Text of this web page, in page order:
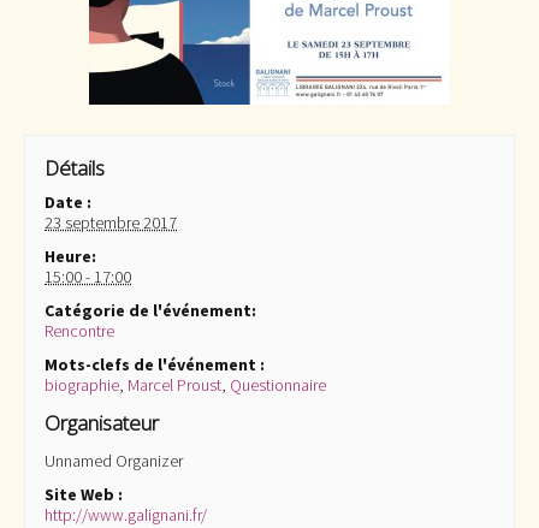
Détails
Date :
23 septembre 2017
Heure:
15:00 - 17:00
Catégorie de l'événement:
Rencontre
Mots-clefs de l'événement :
biographie, Marcel Proust, Questionnaire
Organisateur
Unnamed Organizer
Site Web :
http://www.galignani.fr/